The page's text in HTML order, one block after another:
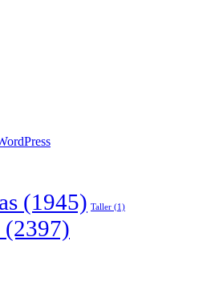
(1945) Taller (1)
(2397)